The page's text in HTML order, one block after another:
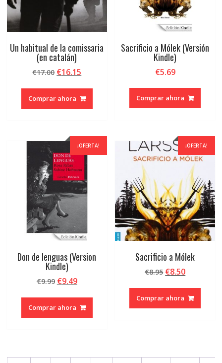
Un habitual de la comissaria
(en catalán)
€17.00 El
original
era:
€16.15
actual
es:
Comprar ahora
Sacrificio a Mólek (Versión
Kindle)
€5.69
Comprar ahora
¡OFERTA!
Don de lenguas (Version
Kindle)
€9.99 El
original
era:
€9.49El
actual
es:
Comprar ahora
¡OFERTA!
Sacrificio a Mólek
€8.95 El
original
era:
€8.50El
actual
es:
Comprar ahora